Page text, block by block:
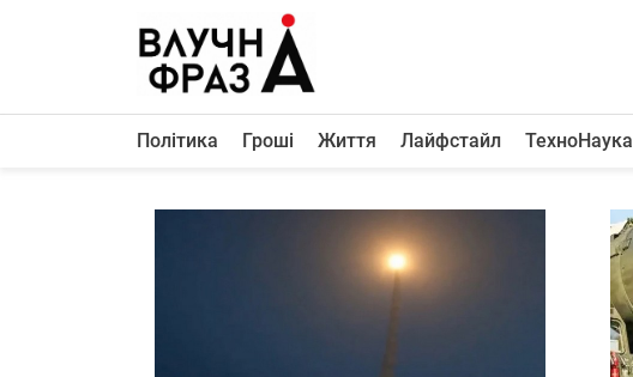
Політика
Політика Гроші Життя Лайфстайл ТехноНаука